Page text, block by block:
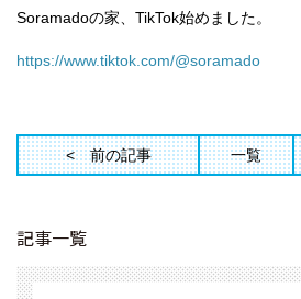
Soramadoの家、TikTok始めました。
https://www.tiktok.com/@soramado
前の記事 一覧
記事一覧